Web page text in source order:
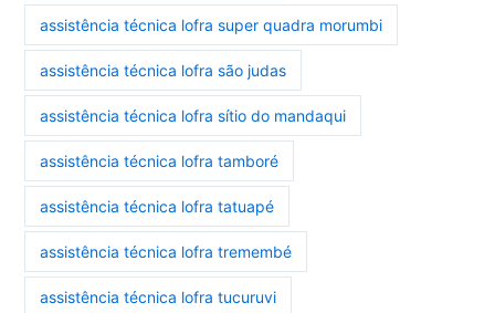
assistência técnica lofra super quadra morumbi
assistência técnica lofra são judas
assistência técnica lofra sítio do mandaqui
assistência técnica lofra tamboré
assistência técnica lofra tatuapé
assistência técnica lofra tremembé
assistência técnica lofra tucuruvi